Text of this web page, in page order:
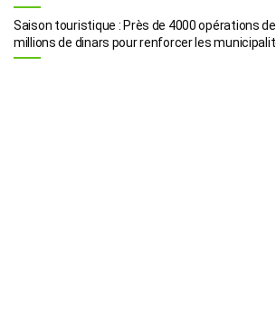
Saison touristique : Près de 4000 opérations
millions de dinars pour renforcer les